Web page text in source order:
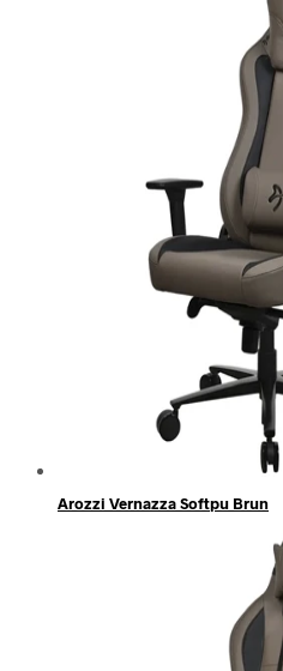
Arozzi Vernazza Softpu Brun